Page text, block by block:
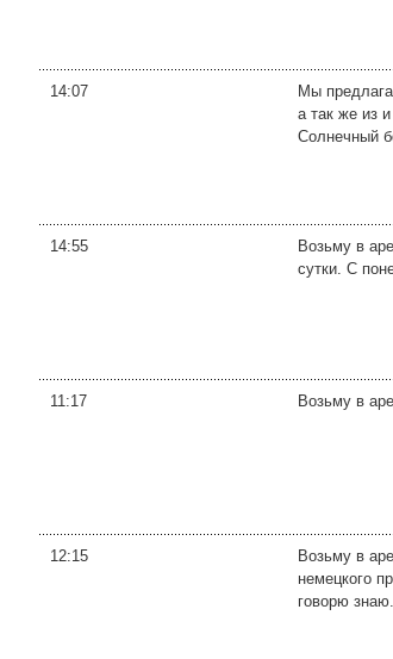
14:07
Мы
а так же из
Солнечный
14:55
Возьму в
сутки. С
11:17 Возьму в
12:15
Возьму в
немецкого
говорю